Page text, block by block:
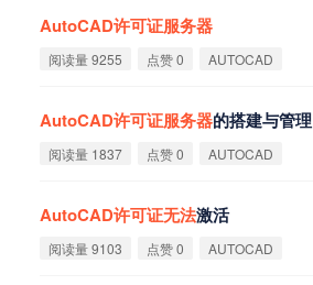
AutoCAD许可证服务器
阅读量 9255 点赞 0 AUTOCAD
AutoCAD许可证服务器的搭建与管理
阅读量 1837 点赞 0 AUTOCAD
AutoCAD许可证无法激活
阅读量 9103 点赞 0 AUTOCAD